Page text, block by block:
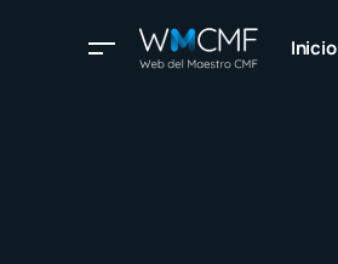
Inicio